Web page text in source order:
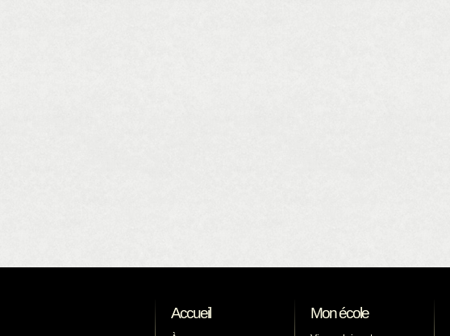
Accueil Mon école